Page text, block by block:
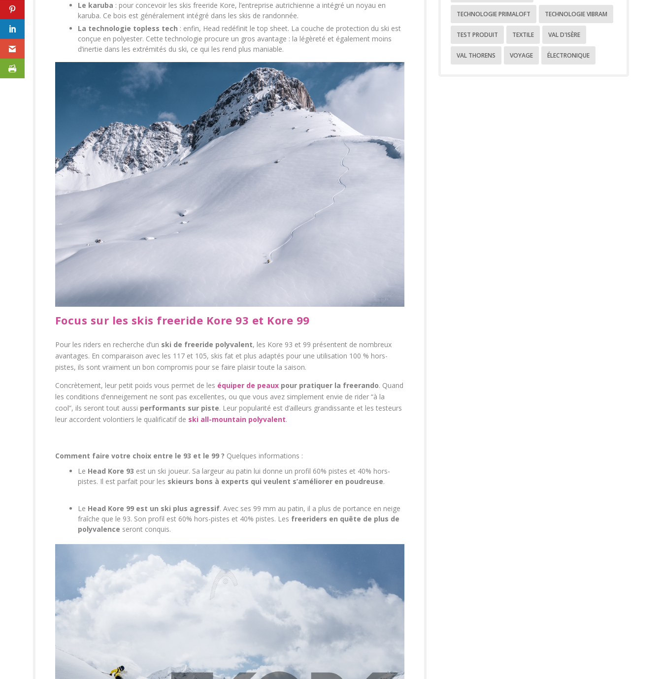
Le karuba : pour concevoir les skis freeride Kore, l’entreprise autrichienne a intégré un noyau en
karuba. Ce bois est généralement intégré dans les skis de randonnée.
La technologie topless tech : enfin, Head redéfinit le top sheet. La couche de protection du ski est
conçue en polyester. Cette technologie procure un gros avantage : la légèreté et également moins
d’inertie dans les extrémités du ski, ce qui les rend plus maniable.
Focus sur les skis freeride Kore 93 et Kore 99
Pour les riders en recherche d’un ski de freeride polyvalent, les Kore 93 et 99 présentent de nombreux
avantages. En comparaison avec les 117 et 105, skis fat et plus adaptés pour une utilisation 100 % hors-
pistes, ils sont vraiment un bon compromis pour se faire plaisir toute la saison.
Concrètement, leur petit poids vous permet de les équiper de peauxpour pratiquer la freerando. Quand
les conditions d’enneigement ne sont pas excellentes, ou que vous avez simplement envie de rider “à la
cool”, ils seront tout aussi performants sur piste. Leur popularité est d’ailleurs grandissante et les testeurs
leur accordent volontiers le qualificatif de ski all-mountain polyvalent.
Comment faire votre choix entre le 93 et le 99 ? Quelques informations :
Le Head Kore 93 est un ski joueur. Sa largeur au patin lui donne un profil 60% pistes et 40% hors-
pistes. Il est parfait pour les skieurs bons à experts qui veulent s’améliorer en poudreuse.
Le Head Kore 99 est un ski plus agressif. Avec ses 99 mm au patin, il a plus de portance en neige
fraîche que le 93. Son profil est 60% hors-pistes et 40% pistes. Les freeriders en quête de plus de
polyvalence seront conquis.
TECHNOLOGIE PRIMALOFT TECHNOLOGIE VIBRAM
TEST PRODUIT TEXTILE VAL D'ISÈRE
VAL THORENS VOYAGE ÉLECTRONIQUE